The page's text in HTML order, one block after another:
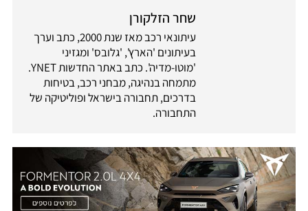
שחר הזלקורן
עיתונאי רכב מאז שנת 2000, כתב וערך
בעיתונים 'הארץ', 'גלובס' ומגזיני
'מוטו-מדיה'. כתב באתר החדשות YNET.
מתמחה בנהיגה, מבחני רכב, בטיחות
בדרכים, תחבורה בישראל ופוליטיקה של
התחבורה.